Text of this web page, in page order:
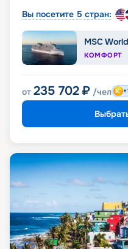
Вы посетите 5 стран:
MSC
КОМФОРТ
от 235 702 ₽ /чел